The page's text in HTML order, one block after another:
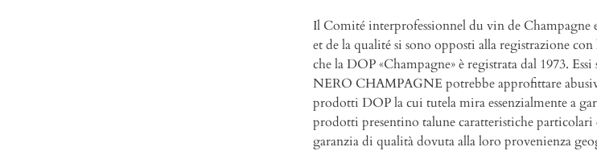
Il Comité interprofessionnel du vin de Champagne
et de la qualité si sono opposti alla registrazione
che la DOP «Champagne» è registrata dal 1973.
NERO CHAMPAGNE potrebbe approfittare
prodotti DOP la cui tutela mira essenzialmente a
prodotti presentino talune caratteristiche
garanzia di qualità dovuta alla loro provenienza